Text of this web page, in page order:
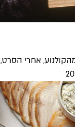
אחרי